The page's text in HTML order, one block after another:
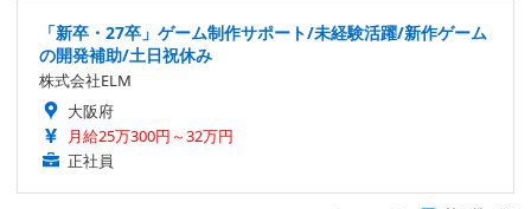
「新卒・27卒」ゲーム制作サポート/未経験活躍/新作ゲーム
の開発補助/土日祝休み
株式会社ELM
大阪府
月給25万300円～32万円
正社員